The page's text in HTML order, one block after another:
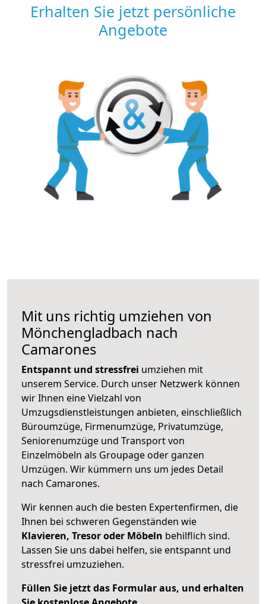
Erhalten Sie jetzt persönliche
Angebote
Mit uns richtig umziehen von
Mönchengladbach nach
Camarones
Entspannt und stressfrei umziehen mit
unserem Service. Durch unser Netzwerk können
wir Ihnen eine Vielzahl von
Umzugsdienstleistungen anbieten, einschließlich
Büroumzüge, Firmenumzüge, Privatumzüge,
Seniorenumzüge und Transport von
Einzelmöbeln als Groupage oder ganzen
Umzügen. Wir kümmern uns um jedes Detail
nach Camarones.
Wir kennen auch die besten Expertenfirmen, die
Ihnen bei schweren Gegenständen wie
Klavieren, Tresor oder Möbeln behilflich sind.
Lassen Sie uns dabei helfen, sie entspannt und
stressfrei umzuziehen.
Füllen Sie jetzt das Formular aus, und erhalten